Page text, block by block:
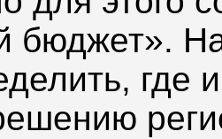
бюджет».
где